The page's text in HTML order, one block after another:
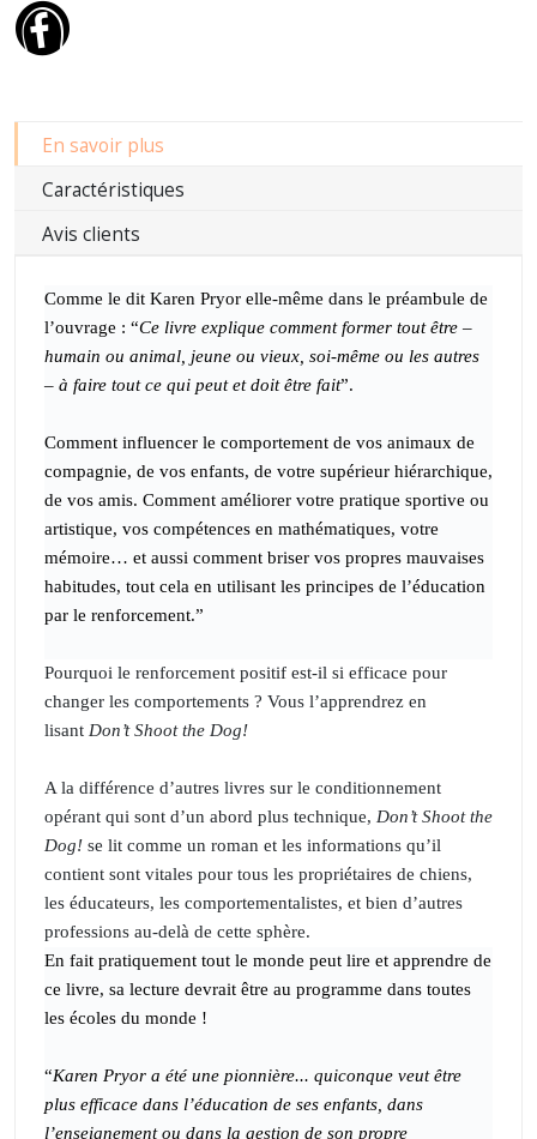
En savoir plus
Caractéristiques
Avis clients
Comme le dit Karen Pryor elle-même dans le préambule de
l’ouvrage : “Ce livre explique comment former tout être –
humain ou animal, jeune ou vieux, soi-même ou les autres
– à faire tout ce qui peut et doit être fait”.
Comment influencer le comportement de vos animaux de
compagnie, de vos enfants, de votre supérieur hiérarchique,
de vos amis. Comment améliorer votre pratique sportive ou
artistique, vos compétences en mathématiques, votre
mémoire… et aussi comment briser vos propres mauvaises
habitudes, tout cela en utilisant les principes de l’éducation
par le renforcement.”
Pourquoi le renforcement positif est-il si efficace pour
changer les comportements ? Vous l’apprendrez en
lisant Don’t Shoot the Dog!
A la différence d’autres livres sur le conditionnement
opérant qui sont d’un abord plus technique, Don’t Shoot the
Dog! se lit comme un roman et les informations qu’il
contient sont vitales pour tous les propriétaires de chiens,
les éducateurs, les comportementalistes, et bien d’autres
professions au-delà de cette sphère.
En fait pratiquement tout le monde peut lire et apprendre de
ce livre, sa lecture devrait être au programme dans toutes
les écoles du monde !
“Karen Pryor a été une pionnière... quiconque veut être
plus efficace dans l’éducation de ses enfants, dans
l’enseignement ou dans la gestion de son propre